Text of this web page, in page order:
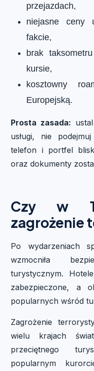
przejazdach,
niejasne ceny
fakcie,
brak
kursie,
kosztowny
Europejską.
Prosta zasada:
usługi, nie
telefon i portfel
oraz dokumenty
Czy w
zagrożenie
Po wydarzeniach
wzmocniła
turystycznym.
zabezpieczone, a
popularnych wśród
Zagrożenie
wielu krajach
przeciętnego
popularnym